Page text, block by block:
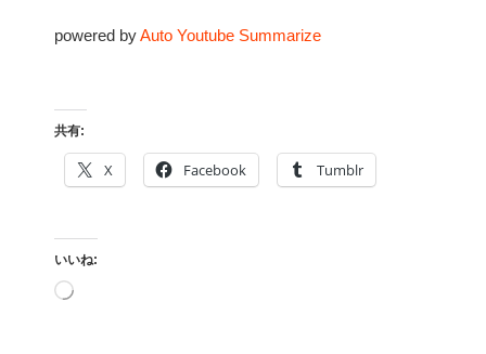
powered byAuto Youtube Summarize
共有:
X Facebook Tumblr
いいね:
読
み